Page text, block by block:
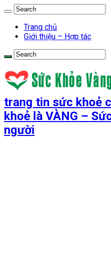
Trang chủ
Giới thiệu – Hợp tác
trang tin sức khoẻ
khoẻ là VÀNG –
người